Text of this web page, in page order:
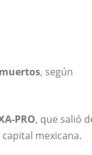
, según
PRO, que salió
mexicana.